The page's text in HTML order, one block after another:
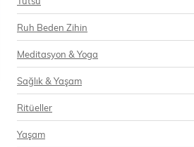
Ruh Beden Zihin
Meditasyon & Yoga
Sağlık & Yaşam
Ritüeller
Yaşam